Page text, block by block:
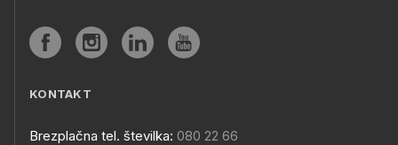
KONTAKT
Brezplačna tel. številka: 080 22 66